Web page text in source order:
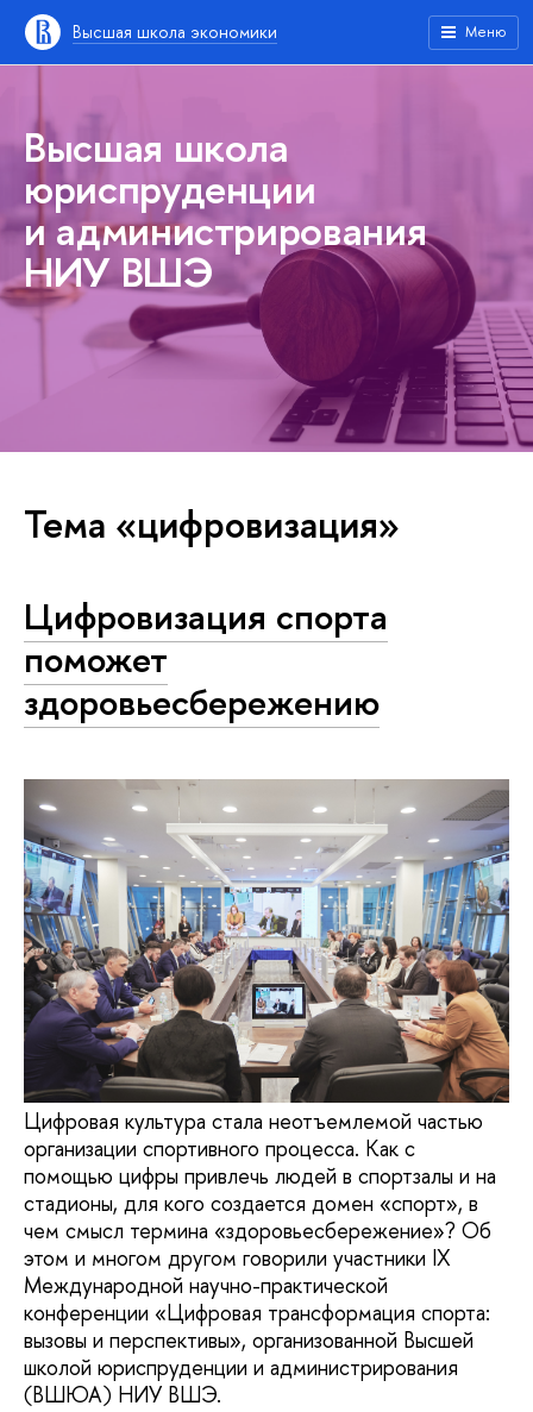
Высшая школа экономики Меню
Высшая школа
юриспруденции
и администрирования
НИУ ВШЭ
Тема «цифровизация»
Цифровизация спорта
поможет
здоровьесбережению
Цифровая культура стала неотъемлемой частью
организации спортивного процесса. Как с
помощью цифры привлечь людей в спортзалы и на
стадионы, для кого создается домен «спорт», в
чем смысл термина «здоровьесбережение»? Об
этом и многом другом говорили участники IX
Международной научно-практической
конференции «Цифровая трансформация спорта:
вызовы и перспективы», организованной Высшей
школой юриспруденции и администрирования
(ВШЮА) НИУ ВШЭ.